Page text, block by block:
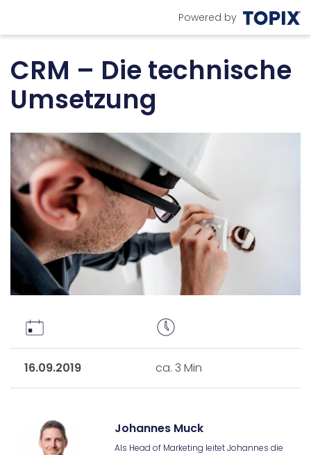
Powered by
CRM – Die technische
Umsetzung
Johannes Muck
Als Head of Marketing leitet Johannes die
16.09.2019 ca. 3 Min